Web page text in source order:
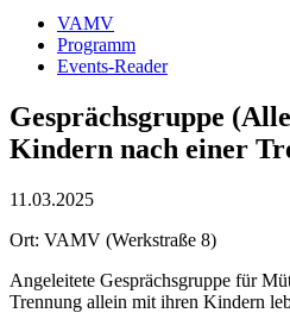
VAMV
Programm
Events-Reader
Gesprächsgruppe
Kindern nach einer
11.03.2025
Ort: VAMV (Werkstraße 8)
Angeleitete Gesprächsgruppe für
Trennung allein mit ihren Kindern